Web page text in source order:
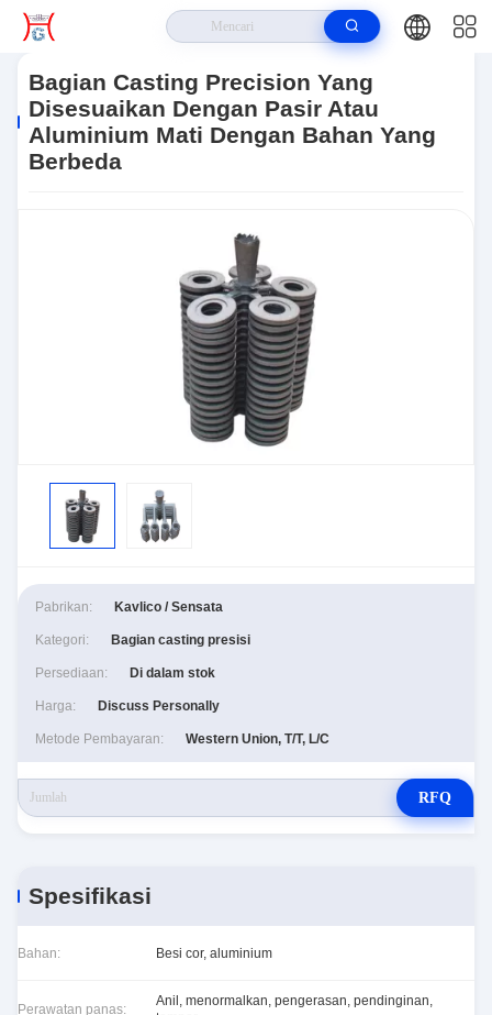
Yang Disesuaikan Dengan Pasir Atau Aluminium Mati Dengan Bahan Yang
Berbeda
Bagian Casting Precision Yang
Disesuaikan Dengan Pasir Atau
Aluminium Mati Dengan Bahan Yang
Berbeda
Pabrikan: Kavlico / Sensata
Kategori: Bagian casting presisi
Persediaan: Di dalam stok
Harga: Discuss Personally
Metode Pembayaran: Western Union, T/T, L/C
RFQ
Spesifikasi
Bahan: Besi cor, aluminium
Perawatan panas:
Anil, menormalkan, pengerasan, pendinginan,